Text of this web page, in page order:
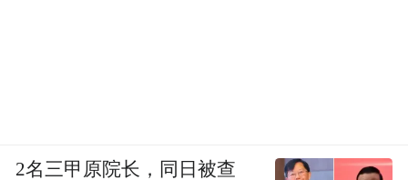
2名三甲原院长，同日被查